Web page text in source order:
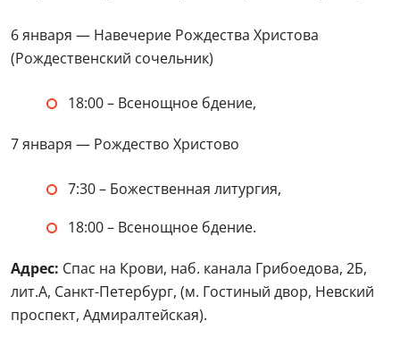
6 января — Навечерие Рождества Христова
(Рождественский сочельник)
18:00 – Всенощное бдение,
7 января — Рождество Христово
7:30 – Божественная литургия,
18:00 – Всенощное бдение.
Адрес: Спас на Крови, наб. канала Грибоедова, 2Б,
лит.А, Санкт-Петербург, (м. Гостиный двор, Невский
проспект, Адмиралтейская).